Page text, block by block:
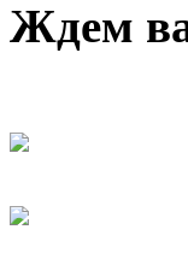
Ждем